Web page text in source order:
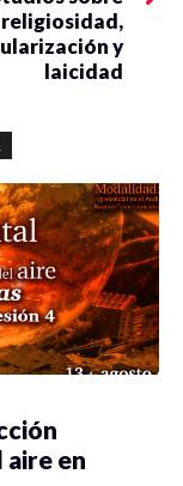
religiosidad,
y
laicidad
en